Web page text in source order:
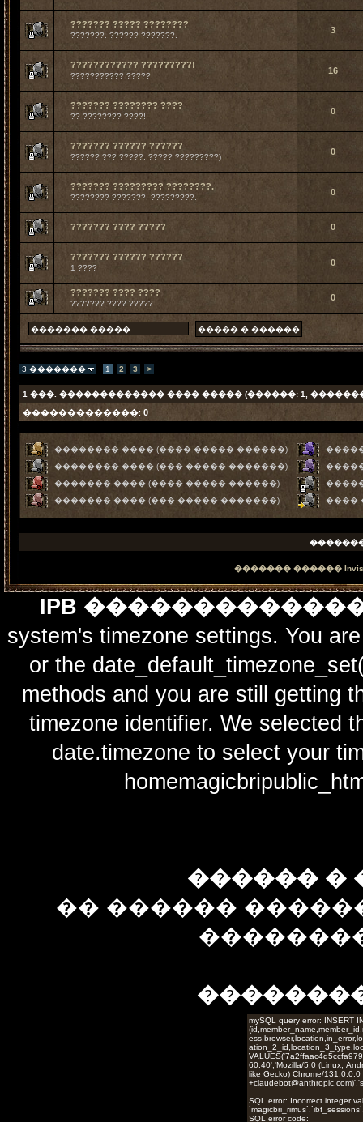
??????? ????? ????????
???????. ?????? ???????.
3
???????????? ?????????!
??????????? ?????
16
??????? ???????? ????
?? ???????? ????!
0
??????? ?????? ??????
?????? ??? ?????, ????? ?????????)
0
??????? ????????? ????????.
???????? ???????, ?????????.
0
??????? ???? ????? 0
??????? ?????? ??????
1 ????
0
??????? ???? ????
??????? ???? ?????
0
3 ������� 1 2 3 >
1 ���. ������������� ���� ����� (������: 1,
�������������: 0
�������� ���� (���� ����� ������)
�������� ���� (��� ����� �������)
������� ���� (���� ����� ������)
������� ���� (��� ����� �������)
����
������� ������
IPB
system's timezone settings. You
or the
methods and you are still getting
timezone identifier. We selected
date.timezone to select
������ �
�� ������